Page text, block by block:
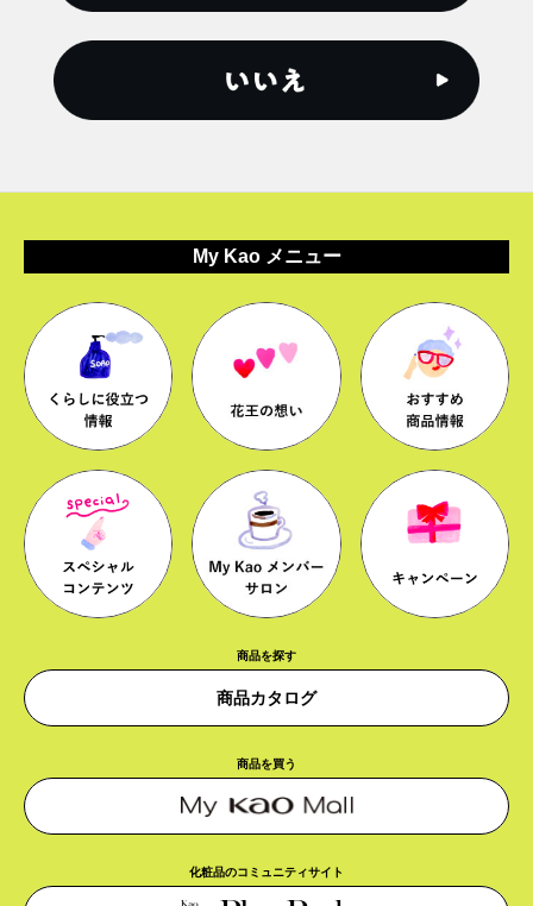
My Kao メニュー
商品を探す
商品カタログ
商品を買う
化粧品のコミュニティサイト